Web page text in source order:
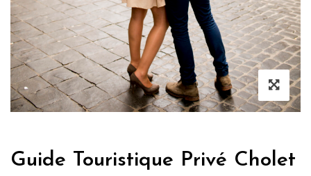
Guide Touristique Privé Cholet